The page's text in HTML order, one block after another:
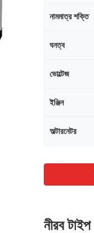
নামমাত্র শক্তি
ঘনত্ব
ভোল্টেজ
ইঞ্জিন
অল্টারনেটর
নীরব